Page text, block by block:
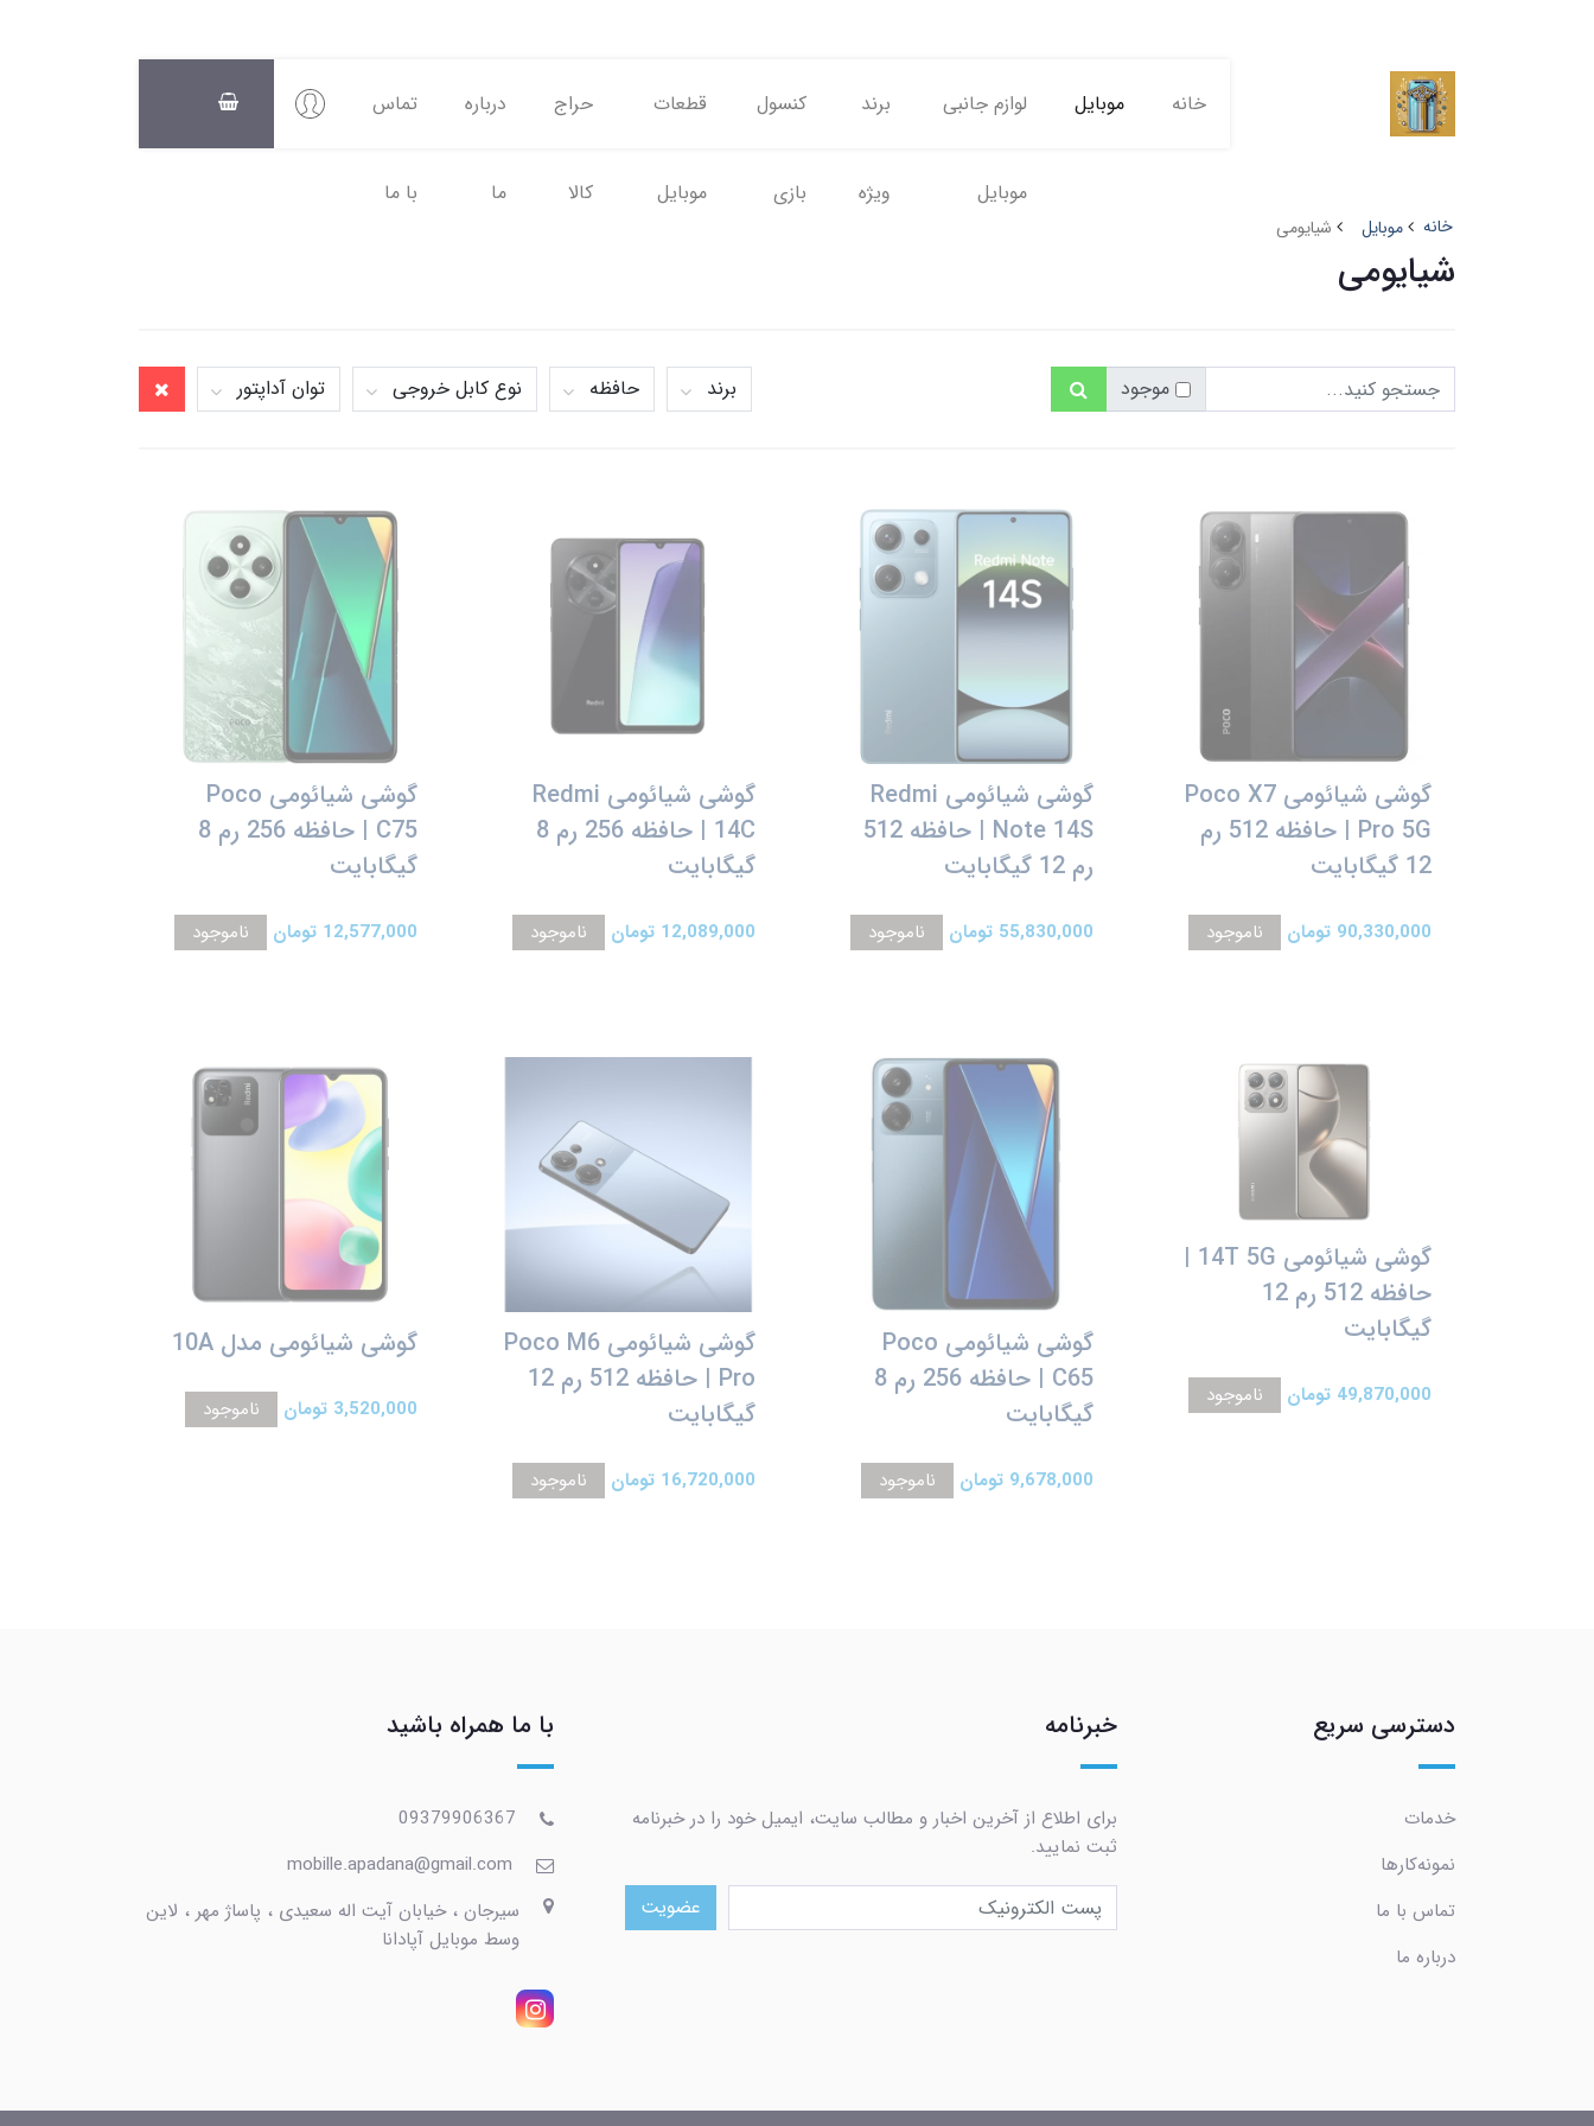
خانه موبایل لوازم جانبی
موبایل
برند
ویژه
کنسول
بازی
قطعات
موبایل
حراج
کالا
درباره
ما
تماس
با ما
خانه موبایل شیایومی
شیایومی
موجود برند حافظه نوع کابل خروجی توان آداپتور
گوشی شیائومی Poco X7
Pro 5G | حافظه 512 رم
12 گیگابایت
90,330,000 تومان ناموجود
گوشی شیائومی Redmi
Note 14S | حافظه 512
رم 12 گیگابایت
55,830,000 تومان ناموجود
گوشی شیائومی Redmi
14C | حافظه 256 رم 8
گیگابایت
12,089,000 تومان ناموجود
گوشی شیائومی Poco
C75 | حافظه 256 رم 8
گیگابایت
12,577,000 تومان ناموجود
گوشی شیائومی 14T 5G |
حافظه 512 رم 12
گیگابایت
49,870,000 تومان ناموجود
گوشی شیائومی Poco
C65 | حافظه 256 رم 8
گیگابایت
9,678,000 تومان ناموجود
گوشی شیائومی Poco M6
Pro | حافظه 512 رم 12
گیگابایت
16,720,000 تومان ناموجود
گوشی شیائومی مدل 10A
3,520,000 تومان ناموجود
دسترسی سریع
خدمات
نمونه‌کارها
تماس با ما
درباره ما
خبرنامه
برای اطلاع از آخرین اخبار و مطالب سایت، ایمیل خود را در خبرنامه
ثبت نمایید.
عضویت
با ما همراه باشید
09379906367
mobille.apadana@gmail.com
سیرجان ، خیابان آیت اله سعیدی ، پاساژ مهر ، لاین
وسط موبایل آپادانا